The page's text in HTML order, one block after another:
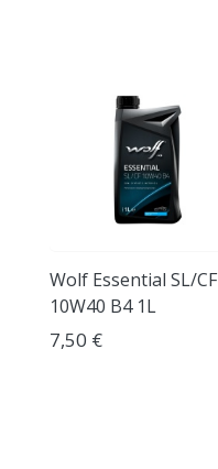
Wolf Essential SL/CF
10W40 B4 1L
7,50 €